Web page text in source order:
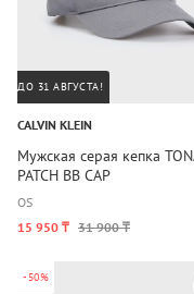
ДО 31 АВГУСТА!
CALVIN KLEIN
Мужская серая кепка
PATCH BB CAP
OS
15 950 ₸ 31 900 ₸
-50%